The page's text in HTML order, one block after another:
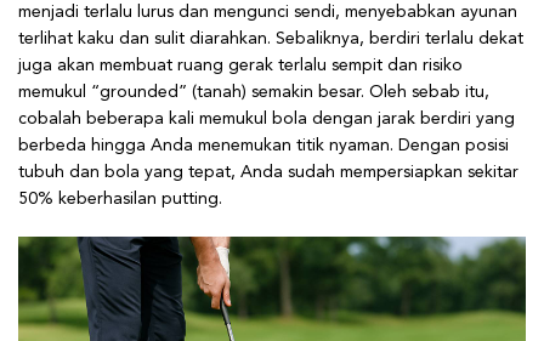
menjadi terlalu lurus dan mengunci sendi, menyebabkan ayunan
terlihat kaku dan sulit diarahkan. Sebaliknya, berdiri terlalu dekat
juga akan membuat ruang gerak terlalu sempit dan risiko
memukul “grounded” (tanah) semakin besar. Oleh sebab itu,
cobalah beberapa kali memukul bola dengan jarak berdiri yang
berbeda hingga Anda menemukan titik nyaman. Dengan posisi
tubuh dan bola yang tepat, Anda sudah mempersiapkan sekitar
50% keberhasilan putting.